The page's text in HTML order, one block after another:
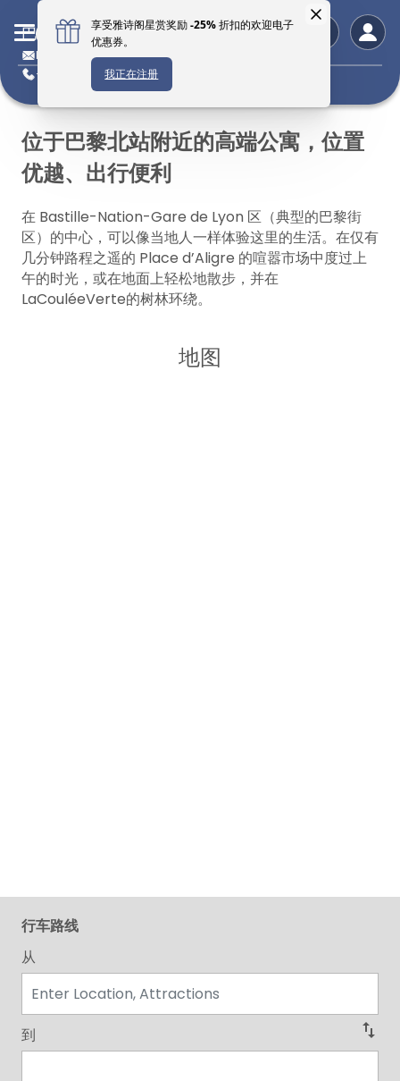
巴黎馨乐庭巴士底狱里昂车站公寓酒店
bastillegaredelyon@citadines.com
+33 1 4004 4350
位于巴黎北站附近的高端公寓，位置
优越、出行便利
在 Bastille-Nation-Gare de Lyon 区（典型的巴黎街
区）的中心，可以像当地人一样体验这里的生活。在仅有
几分钟路程之遥的 Place d’Aligre 的喧嚣市场中度过上
午的时光，或在地面上轻松地散步，并在
LaCouléeVerte的树林环绕。
地图
行车路线
从
到 swap_vert